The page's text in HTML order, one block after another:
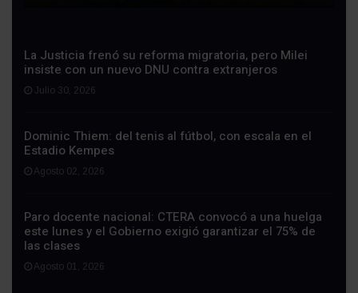
La Justicia frenó su reforma migratoria, pero Milei
insiste con un nuevo DNU contra extranjeros
Julio 30, 2026
Dominic Thiem: del tenis al fútbol, con escala en el
Estadio Kempes
Agosto 02, 2026
Paro docente nacional: CTERA convocó a una huelga
este lunes y el Gobierno exigió garantizar el 75% de
las clases
Agosto 01, 2026